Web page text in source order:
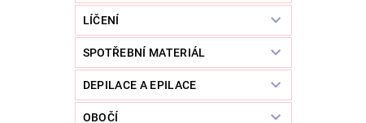
LÍČENÍ
SPOTŘEBNÍ MATERIÁL
DEPILACE A EPILACE
OBOČÍ